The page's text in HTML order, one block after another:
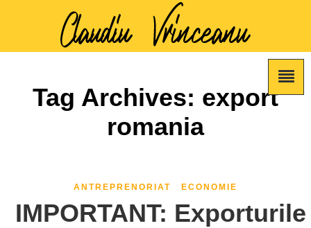
Tag Archives: export
romania
ANTREPRENORIAT ECONOMIE
IMPORTANT: Exporturile